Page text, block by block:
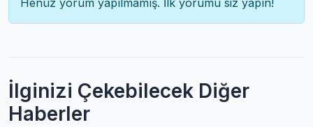
Henüz yorum yapılmamış. İlk yorumu siz yapın!
İlginizi Çekebilecek Diğer
Haberler